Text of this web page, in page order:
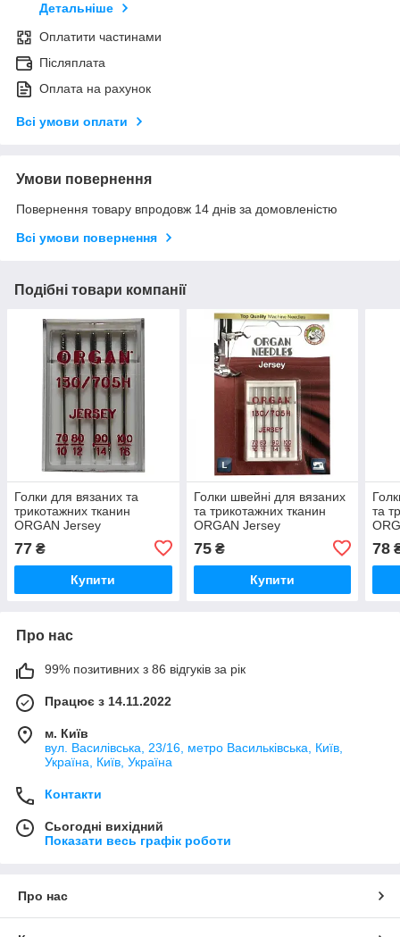
Детальніше
Оплатити частинами
Післяплата
Оплата на рахунок
Всі умови оплати
Умови повернення
Повернення товару впродовж 14 днів за домовленістю
Всі умови повернення
Подібні товари компанії
Голки для вязаних та
трикотажних тканин
ORGAN Jersey
штук для побутових
швейних машин (6695)
77 ₴
Купити
Голки швейні для вязаних
та трикотажних тканин
ORGAN Jersey
№70/80/90/100 для побут
швейн маш уп 5 шт оптом
(6696)
75₴
Купити
та
78
Про нас
99% позитивних з 86 відгуків за рік
Працює з 14.11.2022
м. Київ
вул. Василівська, 23/16, метро Васильківська, Київ,
Україна, Київ, Україна
Контакти
Сьогодні вихідний
Показати весь графік роботи
Про нас